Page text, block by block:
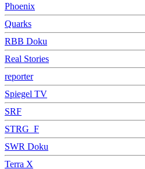
Phoenix
Quarks
RBB Doku
Real Stories
reporter
Spiegel TV
SRF
STRG_F
SWR Doku
Terra X